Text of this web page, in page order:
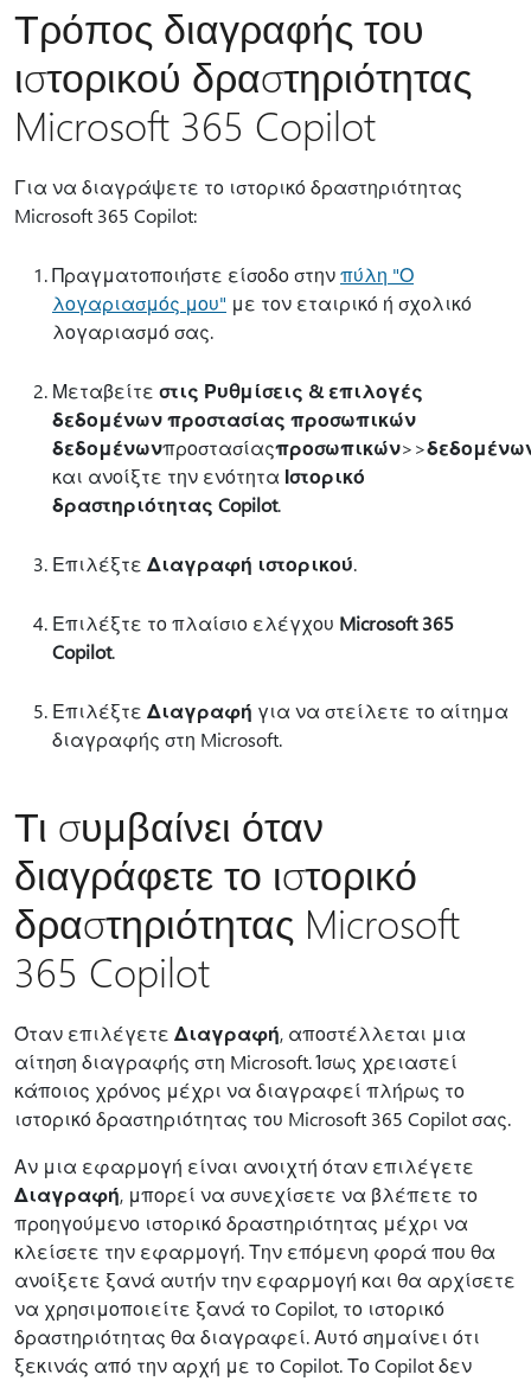
Τρόπος διαγραφής του
ιστορικού δραστηριότητας
Microsoft 365 Copilot
Για να διαγράψετε το ιστορικό δραστηριότητας
Microsoft 365 Copilot:
Πραγματοποιήστε είσοδο στηνπύλη "Ο
λογαριασμός μου" με τον εταιρικό ή σχολικό
λογαριασμό σας.
Μεταβείτε στις Ρυθμίσεις & επιλογές
δεδομένων προστασίας προσωπικών
δεδομένωνπροστασίαςπροσωπικών>>
και ανοίξτε την ενότητα Ιστορικό
δραστηριότητας Copilot.
Επιλέξτε Διαγραφή ιστορικού.
Επιλέξτε το πλαίσιο ελέγχου Microsoft 365
Copilot.
Επιλέξτε Διαγραφή για να στείλετε το αίτημα
διαγραφής στη Microsoft.
Τι συμβαίνει όταν
διαγράφετε το ιστορικό
δραστηριότητας Microsoft
365 Copilot
Όταν επιλέγετε Διαγραφή, αποστέλλεται μια
αίτηση διαγραφής στη Microsoft. Ίσως χρειαστεί
κάποιος χρόνος μέχρι να διαγραφεί πλήρως το
ιστορικό δραστηριότητας του Microsoft 365 Copilot σας.
Αν μια εφαρμογή είναι ανοιχτή όταν επιλέγετε
Διαγραφή, μπορεί να συνεχίσετε να βλέπετε το
προηγούμενο ιστορικό δραστηριότητας μέχρι να
κλείσετε την εφαρμογή. Την επόμενη φορά που θα
ανοίξετε ξανά αυτήν την εφαρμογή και θα αρχίσετε
να χρησιμοποιείτε ξανά το Copilot, το ιστορικό
δραστηριότητας θα διαγραφεί. Αυτό σημαίνει ότι
ξεκινάς από την αρχή με το Copilot. Το Copilot δεν